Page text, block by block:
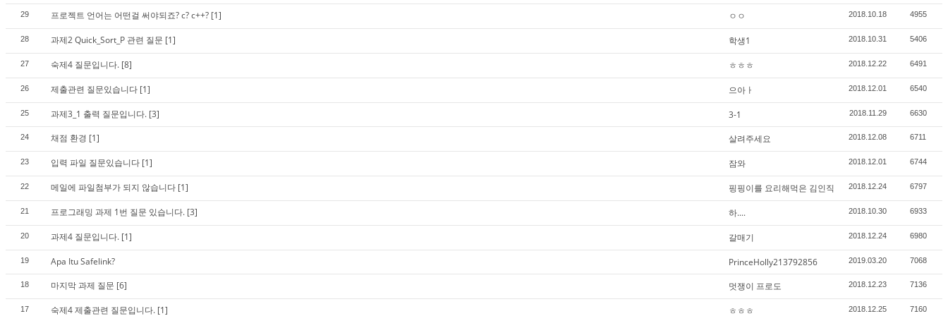
29 프로젝트 언어는 어떤걸 써야되죠? c? c++? [1] ㅇㅇ 2018.10.18 4955
28 과제2 Quick_Sort_P 관련 질문 [1] 학생1 2018.10.31 5406
27 숙제4 질문입니다. [8] ㅎㅎㅎ 2018.12.22 6491
26 제출관련 질문있습니다 [1] 으아ㅏ 2018.12.01 6540
25 과제3_1 출력 질문입니다. [3] 3-1 2018.11.29 6630
24 채점 환경 [1] 살려주세요 2018.12.08 6711
23 입력 파일 질문있습니다 [1] 잠와 2018.12.01 6744
22 메일에 파일첨부가 되지 않습니다 [1] 핑핑이를 요리해먹은 김인직 2018.12.24 6797
21 프로그래밍 과제 1번 질문 있습니다. [3] 하.... 2018.10.30 6933
20 과제4 질문입니다. [1] 갈매기 2018.12.24 6980
19 Apa Itu Safelink? PrinceHolly213792856 2019.03.20 7068
18 마지막 과제 질문 [6] 멋쟁이 프로도 2018.12.23 7136
17 숙제4 제출관련 질문입니다. [1] ㅎㅎㅎ 2018.12.25 7160